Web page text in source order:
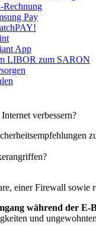
Rechnung
Pay
App
LIBOR zum SARON
verbessern?
einer Firewall sowie
während der E-
und